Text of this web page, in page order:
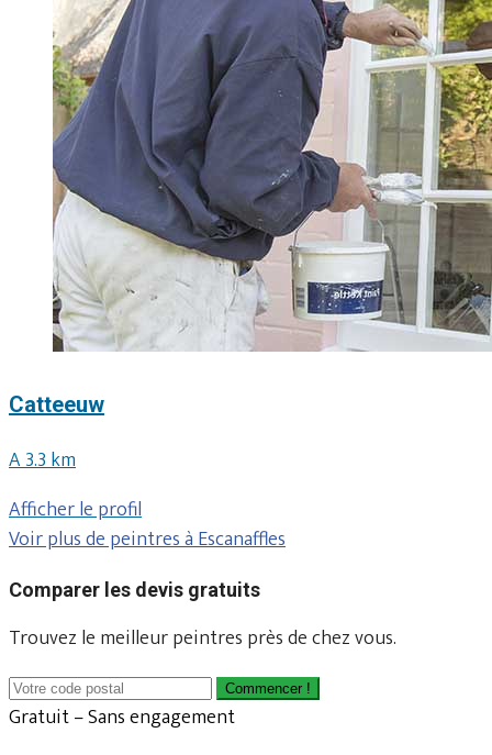
Catteeuw
A 3.3 km
Afficher le profil
Voir plus de peintres à Escanaffles
Comparer les devis gratuits
Trouvez le meilleur peintres près de chez vous.
Commencer !
Gratuit – Sans engagement